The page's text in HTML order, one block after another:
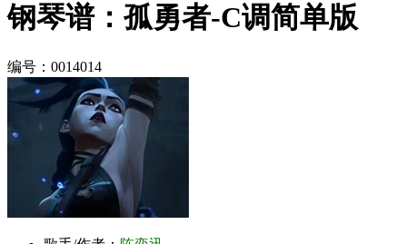
钢琴谱：孤勇者-C调简单版
编号：0014014